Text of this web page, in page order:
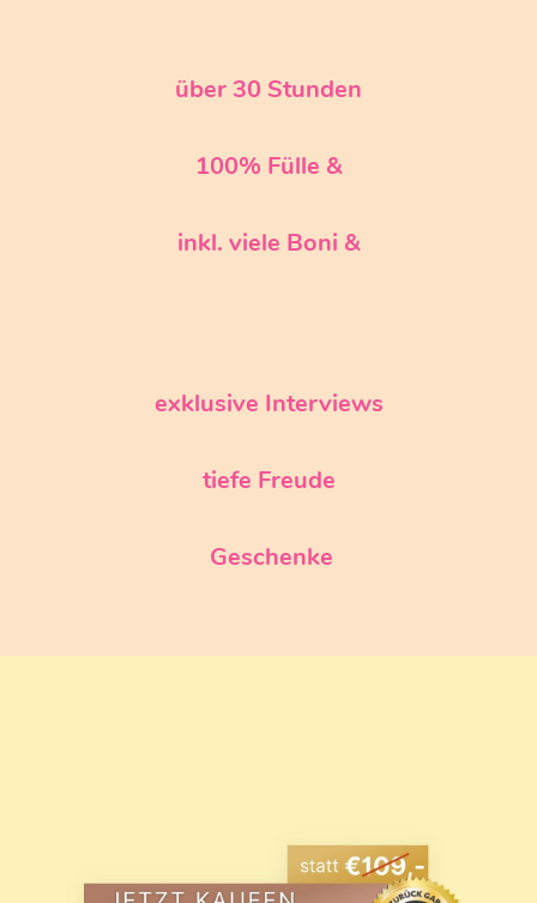
über 30 Stunden
100% Fülle &
inkl. viele Boni &
exklusive Interviews
tiefe Freude
Geschenke